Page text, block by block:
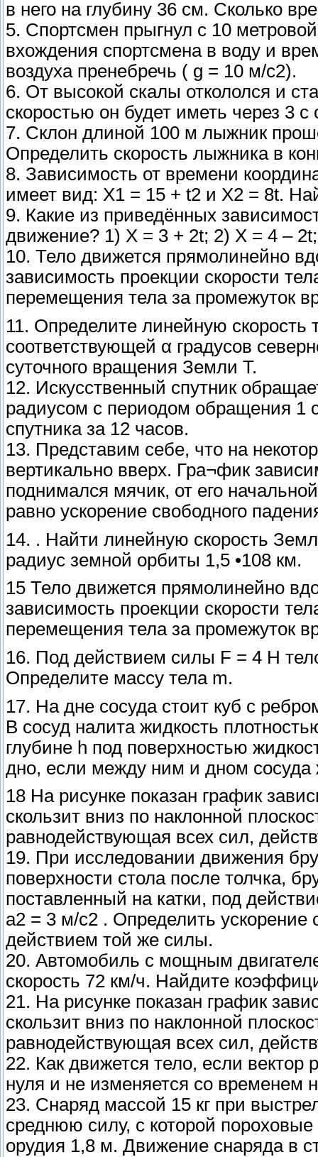
в него на глубину 36 см. Сколько
5. Спортсмен прыгнул с 10
вхождения спортсмена в воду и
воздуха пренебречь ( g = 10 м/с2).
6. От высокой скалы откололся и
скоростью он будет иметь через 3 с
7. Склон длиной 100 м лыжник
Определить скорость лыжника в
8. Зависимость от времени
имеет вид: Х1 = 15 + t2 и Х2 = 8t.
9. Какие из приведённых
движение? 1) Х = 3 + 2t; 2) X = 4 –
10. Тело движется прямолинейно
зависимость проекции скорости
перемещения тела за промежуток
11. Определите линейную скорость
соответствующей α градусов
суточного вращения Земли Т.
12. Искусственный спутник
радиусом с периодом обращения 1
спутника за 12 часов.
13. Представим себе, что на
вертикально вверх. Гра¬фик
поднимался мячик, от его
равно ускорение свободного
14. . Найти линейную скорость
радиус земной орбиты 1,5 •108 км.
15 Тело движется прямолинейно
зависимость проекции скорости
перемещения тела за промежуток
16. Под действием силы F = 4 Н
Определите массу тела m.
17. На дне сосуда стоит куб с
В сосуд налита жидкость
глубине h под поверхностью
дно, если между ним и дном сосуда
18 На рисунке показан график
скользит вниз по наклонной
равнодействующая всех сил,
19. При исследовании движения
поверхности стола после толчка,
поставленный на катки, под
а2 = 3 м/с2 . Определить ускорение
действием той же силы.
20. Автомобиль с мощным
скорость 72 км/ч. Найдите
21. На рисунке показан график
скользит вниз по наклонной
равнодействующая всех сил,
22. Как движется тело, если
нуля и не изменяется со временем
23. Снаряд массой 15 кг при
среднюю силу, с которой
орудия 1,8 м. Движение снаряда в